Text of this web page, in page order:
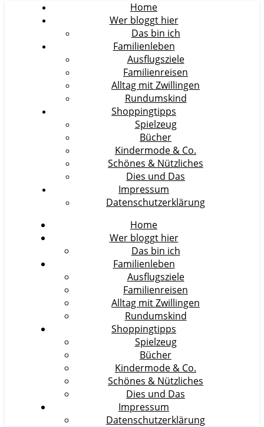
Home
Wer bloggt hier
Das bin ich
Familienleben
Ausflugsziele
Familienreisen
Alltag mit Zwillingen
Rundumskind
Shoppingtipps
Spielzeug
Bücher
Kindermode & Co.
Schönes & Nützliches
Dies und Das
Impressum
Datenschutzerklärung
Home
Wer bloggt hier
Das bin ich
Familienleben
Ausflugsziele
Familienreisen
Alltag mit Zwillingen
Rundumskind
Shoppingtipps
Spielzeug
Bücher
Kindermode & Co.
Schönes & Nützliches
Dies und Das
Impressum
Datenschutzerklärung